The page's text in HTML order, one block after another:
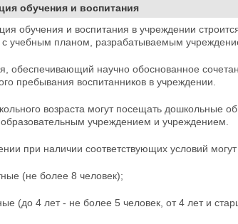
обучения и воспитания
обучения и воспитания в учреждении
с учебным планом, разрабатываемым
обеспечивающий научно обоснованное
пребывания воспитанников в учреждении.
возраста могут посещать дошкольные
учреждением и учреждением.
при наличии соответствующих условий
(не более 8 человек);
(до 4 лет - не более 5 человек, от 4 лет и